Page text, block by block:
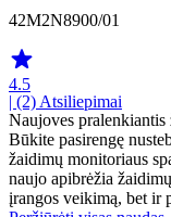
42M2N8900/01
4.5
| (2) Atsiliepimai
Naujoves pralenkiantis
Būkite pasirengę
žaidimų monitoriaus
naujo apibrėžia
įrangos veikimą, bet ir